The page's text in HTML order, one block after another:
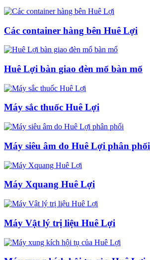
Các container hàng bên Huê Lợi
Huê Lợi bàn giao đèn mổ bàn mổ
Máy sắc thuốc Huê Lợi
Máy siêu âm do Huê Lợi phân phối
Máy Xquang Huê Lợi
Máy Vật lý trị liệu Huê Lợi